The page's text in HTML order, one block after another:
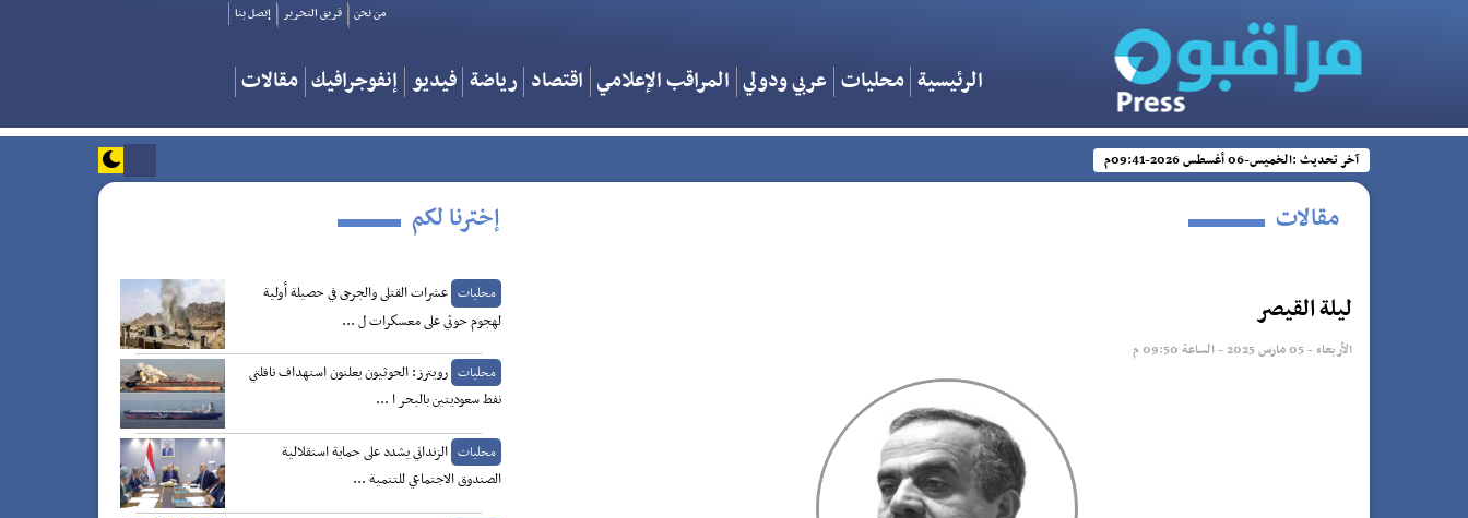
من نحن فريق التحرير إتصل بنا
الرئيسية محليات عربي ودولي المراقب الإعلامي اقتصاد رياضة فيديو إنفوجرافيك مقالات
آخر تحديث :الخميس-06 أغسطس 2026-09:41م
مقالات
ليلة القيصر
الأربعاء - 05 مارس 2025 - الساعة 09:50 م
إخترنا لكم
محليات عشرات القتلى والجرحى في حصيلة أولية
لهجوم حوثي على معسكرات ل ...
محليات رويترز: الحوثيون يعلنون استهداف ناقلتي
نفط سعوديتين بالبحر ا ...
محليات الزنداني يشدد على حماية استقلالية
الصندوق الاجتماعي للتنمية ...